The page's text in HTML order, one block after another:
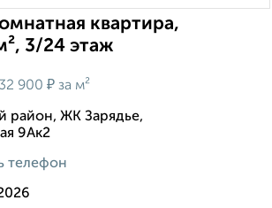
квартира,
3/24 этаж
900 ₽ за м²
район, ЖК Зарядье,
9Ак2
телефон